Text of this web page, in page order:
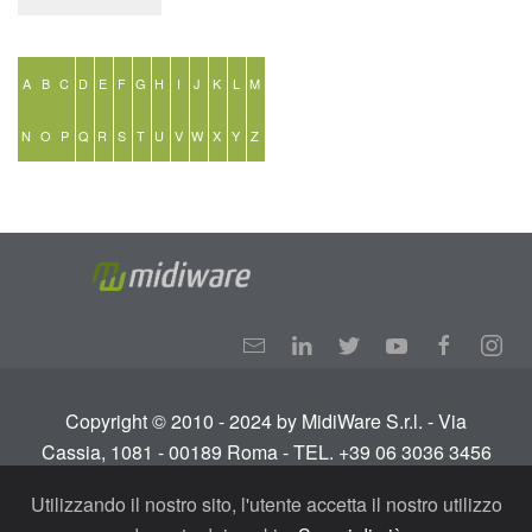
A B C D E F G H I J K L M
N O P Q R S T U V W X Y Z
Copyright © 2010 - 2024 by MidiWare S.r.l. - Via
Cassia, 1081 - 00189 Roma - TEL. +39 06 3036 3456
Tutti i diritti riservati.Termini e condizioni-Privacy
Utilizzando il nostro sito, l'utente accetta il nostro utilizzo